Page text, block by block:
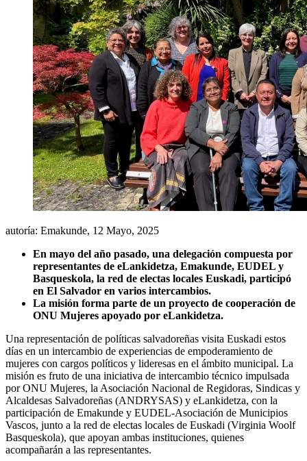
autoría: Emakunde, 12 Mayo, 2025
En mayo del año pasado, una delegación compuesta por
representantes de eLankidetza, Emakunde, EUDEL y
Basqueskola, la red de electas locales Euskadi, participó
en El Salvador en varios intercambios.
La misión forma parte de un proyecto de cooperación de
ONU Mujeres apoyado por eLankidetza.
Una representación de políticas salvadoreñas visita Euskadi estos
días en un intercambio de experiencias de empoderamiento de
mujeres con cargos políticos y lideresas en el ámbito municipal. La
misión es fruto de una iniciativa de intercambio técnico impulsada
por ONU Mujeres, la Asociación Nacional de Regidoras, Sindicas y
Alcaldesas Salvadoreñas (ANDRYSAS) y eLankidetza, con la
participación de Emakunde y EUDEL-Asociación de Municipios
Vascos, junto a la red de electas locales de Euskadi (Virginia Woolf
Basqueskola), que apoyan ambas instituciones, quienes
acompañarán a las representantes.